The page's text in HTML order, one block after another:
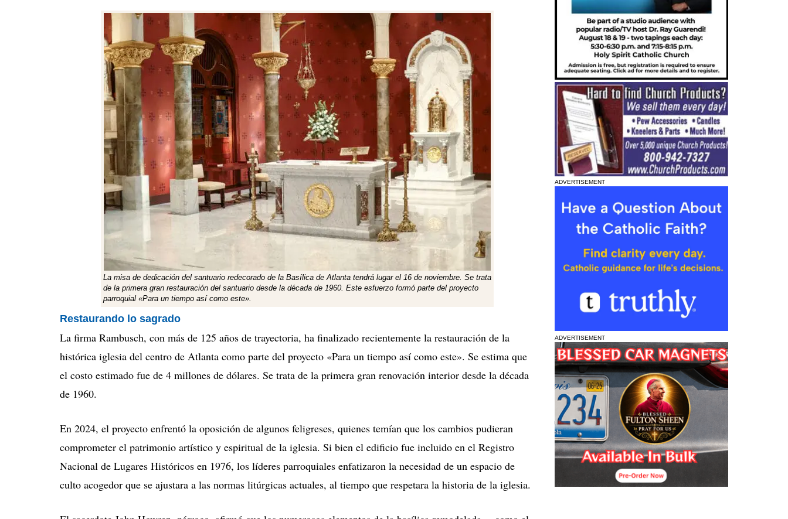
La misa de dedicación del santuario redecorado de la Basílica de Atlanta tendrá lugar el 16 de noviembre. Se trata
de la primera gran restauración del santuario desde la década de 1960. Este esfuerzo formó parte del proyecto
parroquial «Para un tiempo así como este».
Restaurando lo sagrado
La firma Rambusch, con más de 125 años de trayectoria, ha finalizado recientemente la restauración de la
histórica iglesia del centro de Atlanta como parte del proyecto «Para un tiempo así como este». Se estima que
el costo estimado fue de 4 millones de dólares. Se trata de la primera gran renovación interior desde la década
de 1960.
En 2024, el proyecto enfrentó la oposición de algunos feligreses, quienes temían que los cambios pudieran
comprometer el patrimonio artístico y espiritual de la iglesia. Si bien el edificio fue incluido en el Registro
Nacional de Lugares Históricos en 1976, los líderes parroquiales enfatizaron la necesidad de un espacio de
culto acogedor que se ajustara a las normas litúrgicas actuales, al tiempo que respetara la historia de la iglesia.
ADVERTISEMENT
ADVERTISEMENT